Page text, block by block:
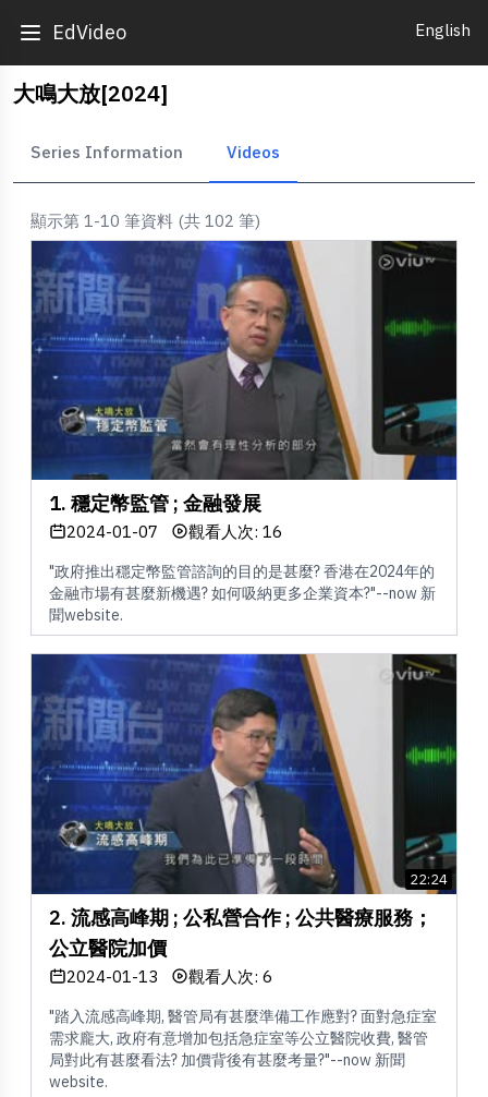
EdVideo English
大鳴大放[2024]
Series Information Videos
顯示第 1-10 筆資料 (共 102 筆)
1. 穩定幣監管 ; 金融發展
2024-01-07 觀看人次: 16
"政府推出穩定幣監管諮詢的目的是甚麼? 香港在2024年的
金融市場有甚麼新機遇? 如何吸納更多企業資本?"--now 新
聞website.
22:24
2. 流感高峰期 ; 公私營合作 ; 公共醫療服務；
公立醫院加價
2024-01-13 觀看人次: 6
"踏入流感高峰期, 醫管局有甚麼準備工作應對? 面對急症室
需求龐大, 政府有意增加包括急症室等公立醫院收費, 醫管
局對此有甚麼看法? 加價背後有甚麼考量?"--now 新聞
website.